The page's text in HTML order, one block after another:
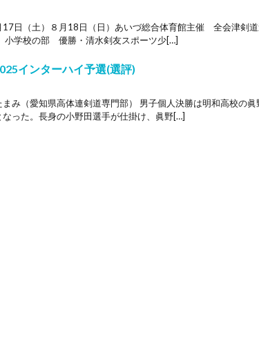
17日（土）８月18日（日）あいづ総合体育館主催 全会津
小学校の部 優勝・清水剣友スポーツ少[…]
インターハイ予選(選評)
み（愛知県高体連剣道専門部） 男子個人決勝は明和高校の眞
った。長身の小野田選手が仕掛け、眞野[…]